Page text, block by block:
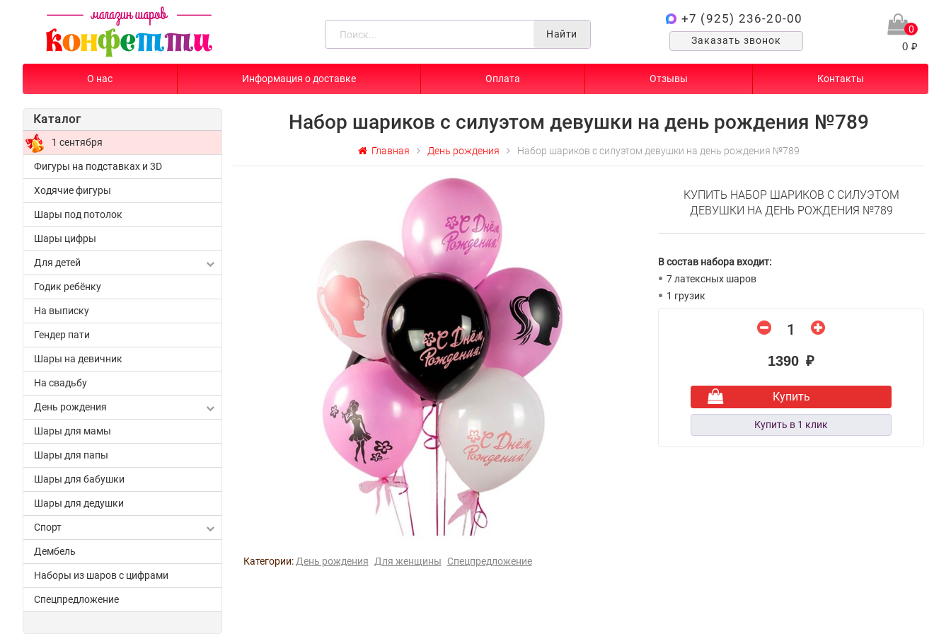
Найти
+7 (925) 236-20-00
Заказать звонок
0
0 ₽
О нас Информация о доставке Оплата Отзывы Контакты
Каталог
1 сентября
Фигуры на подставках и 3D
Ходячие фигуры
Шары под потолок
Шары цифры
Для детей
Годик ребёнку
На выписку
Гендер пати
Шары на девичник
На свадьбу
День рождения
Шары для мамы
Шары для папы
Шары для бабушки
Шары для дедушки
Спорт
Дембель
Наборы из шаров с цифрами
Спецпредложение
Набор шариков с силуэтом девушки на день рождения №789
Главная День рождения Набор шариков с силуэтом девушки на день рождения №789
Категории: День рождения Для женщины Спецпредложение
КУПИТЬ НАБОР ШАРИКОВ С СИЛУЭТОМ
ДЕВУШКИ НА ДЕНЬ РОЖДЕНИЯ №789
В состав набора входит:
7 латексных шаров
1 грузик
1390 ₽
Купить